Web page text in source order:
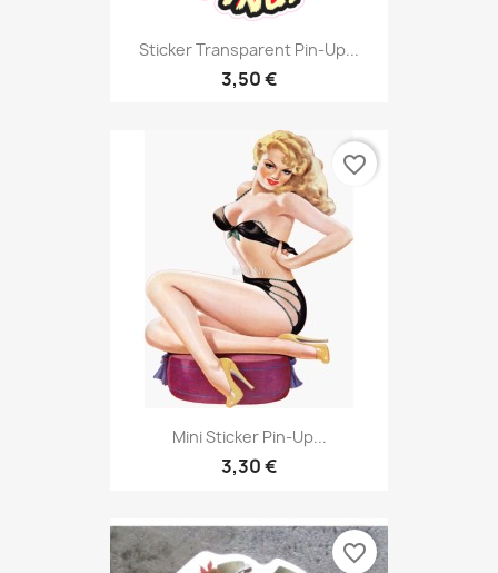
Sticker Transparent Pin-Up...
3,50 €
Mini Sticker Pin-Up...
3,30 €
favorite_border
favorite_border